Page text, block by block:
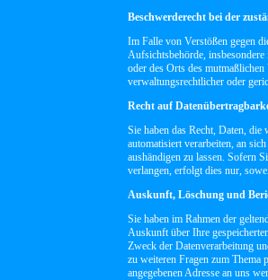
Beschwerderecht bei der
Im Falle von Verstößen gegen
Aufsichtsbehörde,
oder des Orts des
verwaltungsrechtlicher oder
Recht auf
Sie haben das Recht, Daten,
automatisiert verarbeiten, an
aushändigen zu lassen. Sofern
verlangen, erfolgt dies nur,
Auskunft, Löschung und
Sie haben im Rahmen der
Auskunft über Ihre
Zweck der Datenverarbeitung
zu weiteren Fragen zum Thema
angegebenen Adresse an uns